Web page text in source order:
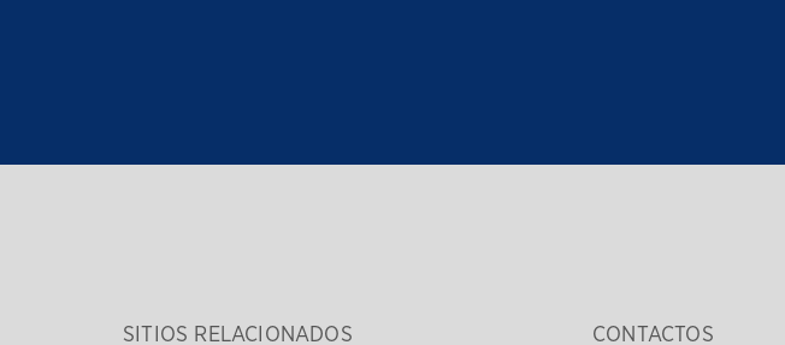
SITIOS RELACIONADOS CONTACTOS